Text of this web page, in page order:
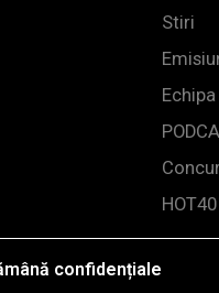
Stiri
Echipa
HOT40
confidențiale